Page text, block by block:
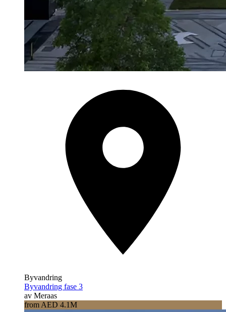
Byvandring
Byvandring fase 3
av Meraas
from AED 4.1M